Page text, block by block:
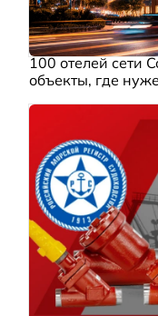
100 отелей сети
объекты, где